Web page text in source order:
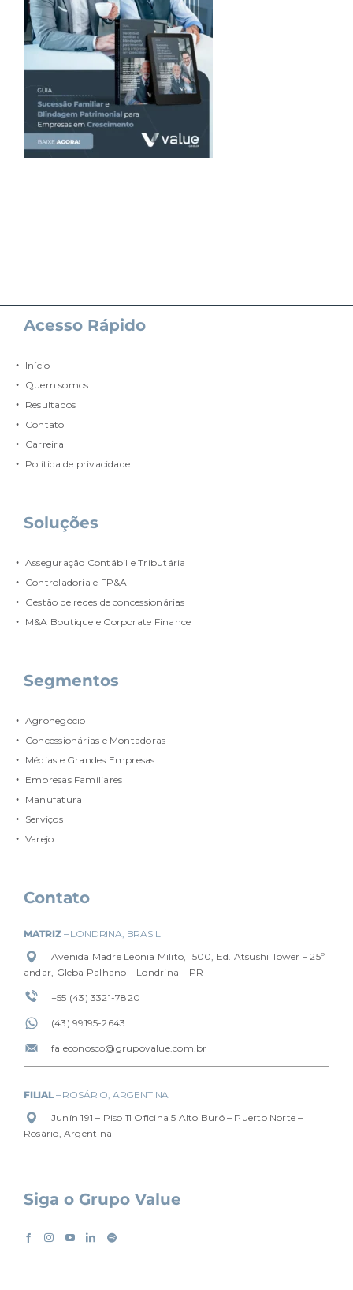
Acesso Rápido
Início
Quem somos
Resultados
Contato
Carreira
Política de privacidade
Soluções
Asseguração Contábil e Tributária
Controladoria e FP&A
Gestão de redes de concessionárias
M&A Boutique e Corporate Finance
Segmentos
Agronegócio
Concessionárias e Montadoras
Médias e Grandes Empresas
Empresas Familiares
Manufatura
Serviços
Varejo
Contato
MATRIZ– LONDRINA, BRASIL
Avenida Madre Leônia Milito, 1500, Ed. Atsushi Tower – 25º
andar, Gleba Palhano – Londrina – PR
+55 (43) 3321-7820
(43) 99195-2643
faleconosco@grupovalue.com.br
FILIAL– ROSÁRIO, ARGENTINA
Junín 191 – Piso 11 Oficina 5 Alto Buró – Puerto Norte –
Rosário, Argentina
Siga o Grupo Value